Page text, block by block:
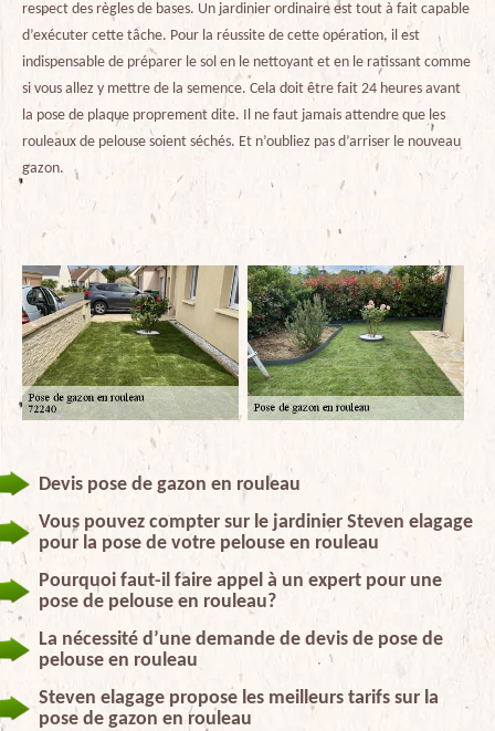
respect des règles de bases. Un jardinier ordinaire est tout à fait capable
d’exécuter cette tâche. Pour la réussite de cette opération, il est
indispensable de préparer le sol en le nettoyant et en le ratissant comme
si vous allez y mettre de la semence. Cela doit être fait 24 heures avant
la pose de plaque proprement dite. Il ne faut jamais attendre que les
rouleaux de pelouse soient séchés. Et n’oubliez pas d’arriser le nouveau
gazon.
Devis pose de gazon en rouleau
Vous pouvez compter sur le jardinier Steven elagage
pour la pose de votre pelouse en rouleau
Pourquoi faut-il faire appel à un expert pour une
pose de pelouse en rouleau?
La nécessité d’une demande de devis de pose de
pelouse en rouleau
Steven elagage propose les meilleurs tarifs sur la
pose de gazon en rouleau